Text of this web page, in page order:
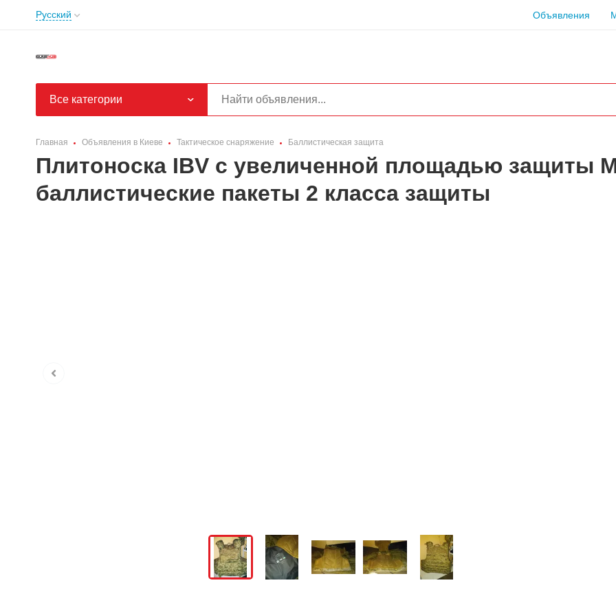
Русский Объявления
Все категории
Главная Объявления в Киеве Тактическое снаряжение Баллистическая защита
Плитоноска IBV с увеличенной площадью защиты
баллистические пакеты 2 класса защиты